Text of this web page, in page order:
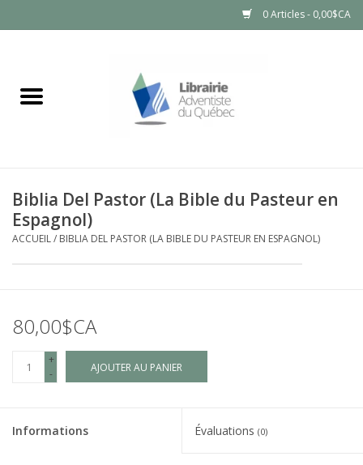
0 Articles - 0,00$CA
Biblia Del Pastor (La Bible du Pasteur en
Espagnol)
ACCUEIL/ BIBLIA DEL PASTOR (LA BIBLE DU PASTEUR EN ESPAGNOL)
80,00$CA
+
-
AJOUTER AU PANIER
Informations Évaluations (0)